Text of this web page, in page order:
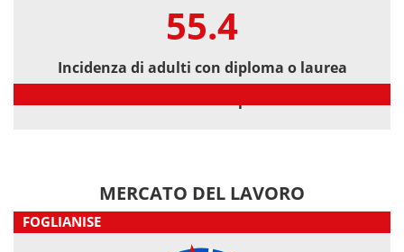
55.4
Incidenza di adulti con diploma o laurea
MERCATO DEL LAVORO
FOGLIANISE